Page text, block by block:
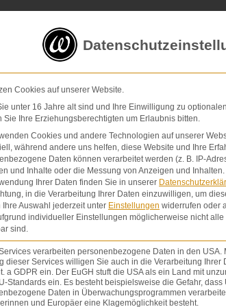
E-Mail
& Schadensersatz
Cookies auf unserer Website.
unter 16 Jahre alt sind und Ihre Einwilligung zu
Sie Ihre Erziehungsberechtigten um Erlaubnis bitten.
Cookies und andere Technologien auf unserer
während andere uns helfen, diese Website und Ihre
Daten können verarbeitet werden (z. B. IP-
und Inhalte oder die Messung von Anzeigen und Inhalten.
Ihrer Daten finden Sie in unserer
in die Verarbeitung Ihrer Daten einzuwilligen, um
Ihre Auswahl jederzeit unter Einstellungen widerrufen oder
individueller Einstellungen möglicherweise nicht alle
sind.
verarbeiten personenbezogene Daten in den USA.
dieser Services willigen Sie auch in die Verarbeitung Ihrer
a GDPR ein. Der EuGH stuft die USA als ein Land mit
Standards ein. Es besteht beispielsweise die Gefahr, dass
Daten in Überwachungsprogrammen
und Europäer eine Klagemöglichkeit besteht.